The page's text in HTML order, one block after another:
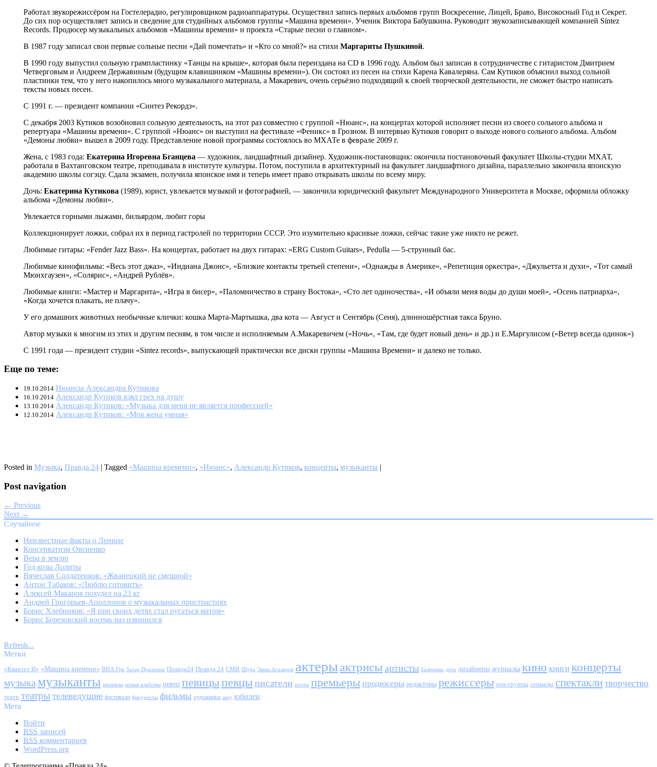
Работал звукорежиссёром на Гостелерадио, регулировщиком радиоаппаратуры. Осуществил запись первых альбомов групп Воскресение, Лицей, Браво, Високосный Год и Секрет.
До сих пор осуществляет запись и сведение для студийных альбомов группы «Машина времени». Ученик Виктора Бабушкина. Руководит звукозаписывающей компанией Sintez
Records. Продюсер музыкальных альбомов «Машины времени» и проекта «Старые песни о главном».
В 1987 году записал свои первые сольные песни «Дай помечтать» и «Кто со мной?» на стихи Маргариты Пушкиной.
В 1990 году выпустил сольную грампластинку «Танцы на крыше», которая была переиздана на CD в 1996 году. Альбом был записан в сотрудничестве с гитаристом Дмитрием
Четверговым и Андреем Державиным (будущим клавишником «Машины времени»). Он состоял из песен на стихи Карена Кавалеряна. Сам Кутиков объяснил выход сольной
пластинки тем, что у него накопилось много музыкального материала, а Макаревич, очень серьёзно подходящий к своей творческой деятельности, не сможет быстро написать
тексты новых песен.
С 1991 г. — президент компании «Синтез Рекордз».
С декабря 2003 Кутиков возобновил сольную деятельность, на этот раз совместно с группой «Нюанс», на концертах которой исполняет песни из своего сольного альбома и
репертуара «Машины времени». С группой «Нюанс» он выступил на фестивале «Феникс» в Грозном. В интервью Кутиков говорит о выходе нового сольного альбома. Альбом
«Демоны любви» вышел в 2009 году. Представление новой программы состоялось во МХАТе в феврале 2009 г.
Жена, с 1983 года: Екатерина Игоревна Бганцева — художник, ландшафтный дизайнер. Художник-постановщик: окончила постановочный факультет Школы-студии МХАТ,
работала в Вахтанговском театре, преподавала в институте культуры. Потом, поступила в архитектурный на факультет ландшафтного дизайна, параллельно закончила японскую
академию школы согэцу. Сдала экзамен, получила японское имя и теперь имеет право открывать школы по всему миру.
Дочь: Екатерина Кутикова (1989), юрист, увлекается музыкой и фотографией, — закончила юридический факультет Международного Университета в Москве, оформила обложку
альбома «Демоны любви».
Увлекается горными лыжами, бильярдом, любит горы
Коллекционирует ложки, собрал их в период гастролей по территории СССР. Это изумительно красивые ложки, сейчас такие уже никто не режет.
Любимые гитары: «Fender Jazz Bass». На концертах, работает на двух гитарах: «ERG Custom Guitars», Pedulla — 5-струнный бас.
Любимые кинофильмы: «Весь этот джаз», «Индиана Джонс», «Близкие контакты третьей степени», «Однажды в Америке», «Репетиция оркестра», «Джульетта и духи», «Тот самый
Мюнхгаузен», «Солярис», «Андрей Рублёв».
Любимые книги: «Мастер и Маргарита», «Игра в бисер», «Паломничество в страну Востока», «Сто лет одиночества», «И объяли меня воды до души моей», «Осень патриарха»,
«Когда хочется плакать, не плачу».
У его домашних животных необычные клички: кошка Марта-Мартышка, два кота — Август и Сентябрь (Сеня), длинношёрстная такса Бруно.
Автор музыки к многим из этих и другим песням, в том числе и исполняемым А.Макаревичем («Ночь», «Там, где будет новый день» и др.) и Е.Маргулисом («Ветер всегда одинок»)
С 1991 года — президент студии «Sintez records», выпускающей практически все диски группы «Машина Времени» и далеко не только.
Еще по теме:
19.10.2014 Нюансы Александра Кутикова
16.10.2014 Александр Кутиков взял грех на душу
13.10.2014 Александр Кутиков: «Музыка для меня не является профессией»
12.10.2014 Александр Кутиков: «Моя жена умная»
Posted in Музыка, Правда 24 | Tagged «Машина времени», «Нюанс», Александр Кутиков, концерты, музыканты |
Post navigation
← Previous
Next →
Случайное
Неизвестные факты о Ленине
Консерватизм Овсиенко
Вера в землю
Год козы Лолиты
Вячеслав Солдатенков: «Жванецкий не смешной»
Антон Табаков: «Люблю готовить»
Алексей Макаров похудел на 23 кг
Андрей Григорьев-Аполлонов о музыкальных пристрастиях
Борис Хлебников: «Я при своих детях стал ругаться матом»
Борис Березовский восемь раз извинился
Refresh...
Метки
«Квартет И» «Машина времени» ВИА Гра Захар Прилепин Правда24 Правда 24 СМИ Шура Эмин Агаларов актерыактрисы артисты балерины дети дизайнеры журналы кино книги концерты
музыка музыканты мюзиклы новые альбомы певец певицыпевцыписатели поэты премьеры продюсеры редакторы режиссеры рок-группы сериалы спектаклитворчество
театр театрытелеведущие фестивали фигуристы фильмы художники шоу юбилеи
Мета
Войти
RSS записей
RSS комментариев
WordPress.org